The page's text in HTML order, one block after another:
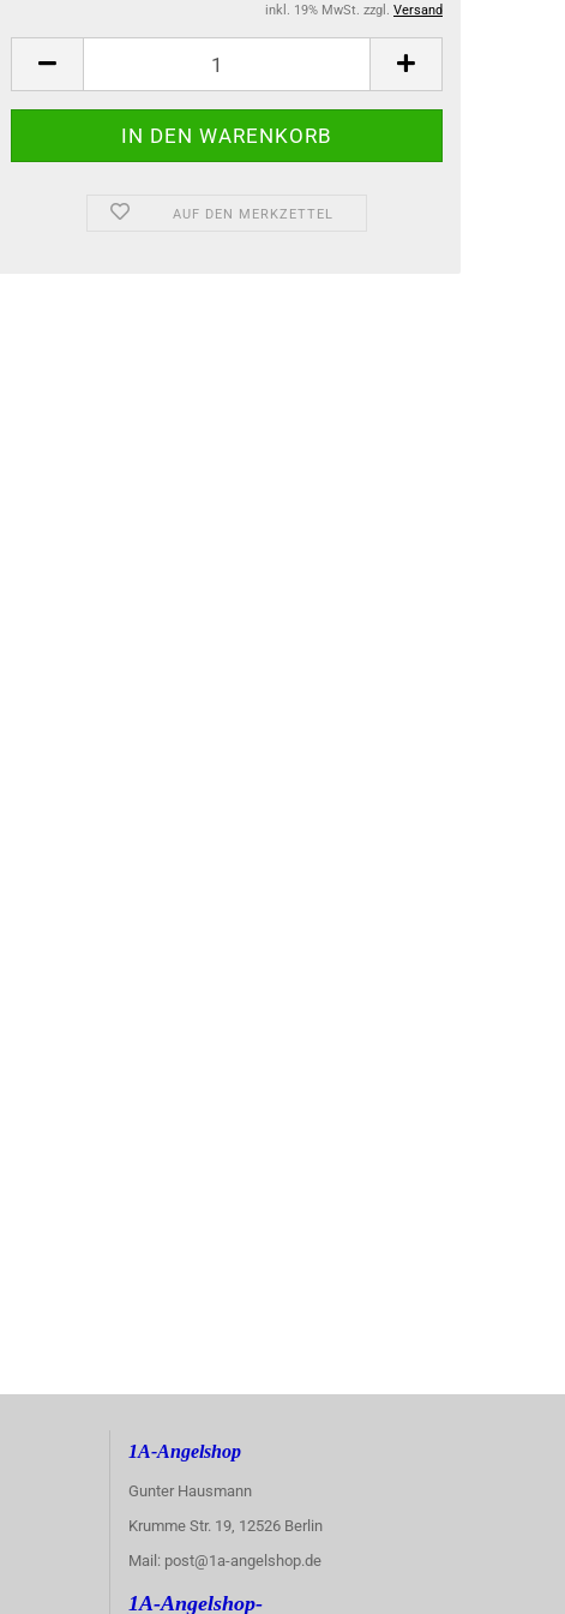
inkl. 19% MwSt. zzgl. Versand
AUF DEN MERKZETTEL
1A-Angelshop
Gunter Hausmann
Krumme Str. 19, 12526 Berlin
Mail: post@1a-angelshop.de
1A-Angelshop-